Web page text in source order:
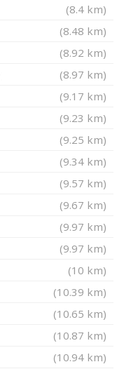
(8.4 km)
(8.48 km)
(8.92 km)
(8.97 km)
(9.17 km)
(9.23 km)
(9.25 km)
(9.34 km)
(9.57 km)
(9.67 km)
(9.97 km)
(9.97 km)
(10 km)
(10.39 km)
(10.65 km)
(10.87 km)
(10.94 km)